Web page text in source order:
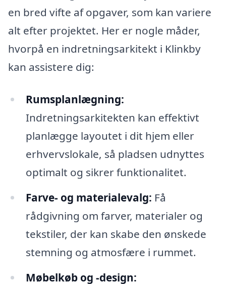
en bred vifte af opgaver, som kan variere
alt efter projektet. Her er nogle måder,
hvorpå en indretningsarkitekt i Klinkby
kan assistere dig:
Rumsplanlægning:
Indretningsarkitekten kan effektivt
planlægge layoutet i dit hjem eller
erhvervslokale, så pladsen udnyttes
optimalt og sikrer funktionalitet.
Farve- og materialevalg: Få
rådgivning om farver, materialer og
tekstiler, der kan skabe den ønskede
stemning og atmosfære i rummet.
Møbelkøb og -design: